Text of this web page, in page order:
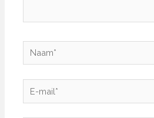
Naam*
E-
mail*